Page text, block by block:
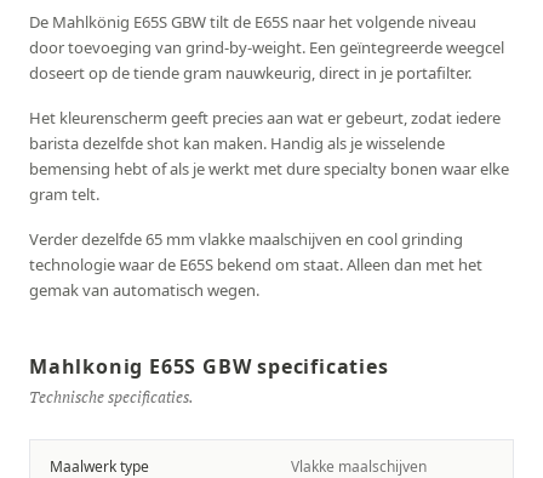
De Mahlkönig E65S GBW tilt de E65S naar het volgende niveau
door toevoeging van grind-by-weight. Een geïntegreerde weegcel
doseert op de tiende gram nauwkeurig, direct in je portafilter.
Het kleurenscherm geeft precies aan wat er gebeurt, zodat iedere
barista dezelfde shot kan maken. Handig als je wisselende
bemensing hebt of als je werkt met dure specialty bonen waar elke
gram telt.
Verder dezelfde 65 mm vlakke maalschijven en cool grinding
technologie waar de E65S bekend om staat. Alleen dan met het
gemak van automatisch wegen.
Mahlkonig E65S GBW specificaties
Technische specificaties.
Maalwerk type Vlakke maalschijven